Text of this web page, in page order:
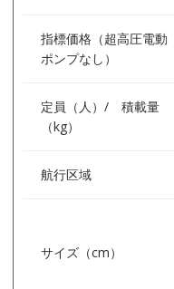
指標価格（超高圧電動
ポンプなし）
定員（人）/ 積載量
（kg）
航行区域
サイズ（cm）